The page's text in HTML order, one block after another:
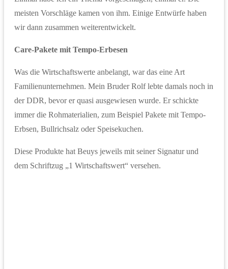
meisten Vorschläge kamen von ihm. Einige Entwürfe haben
wir dann zusammen weiterentwickelt.
Care-Pakete mit Tempo-Erbesen
Was die Wirtschaftswerte anbelangt, war das eine Art
Familienunternehmen. Mein Bruder Rolf lebte damals noch in
der DDR, bevor er quasi ausgewiesen wurde. Er schickte
immer die Rohmaterialien, zum Beispiel Pakete mit Tempo-
Erbsen, Bullrichsalz oder Speisekuchen.
Diese Produkte hat Beuys jeweils mit seiner Signatur und
dem Schriftzug „1 Wirtschaftswert“ versehen.